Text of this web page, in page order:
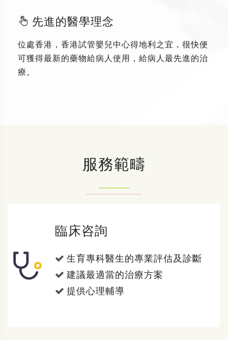
先進的醫學理念
位處香港，香港試管嬰兒中心得地利之宜，很快便
可獲得最新的藥物給病人使用，給病人最先進的治
療。
服務範疇
臨床咨詢
生育專科醫生的專業評估及診斷
建議最適當的治療方案
提供心理輔導